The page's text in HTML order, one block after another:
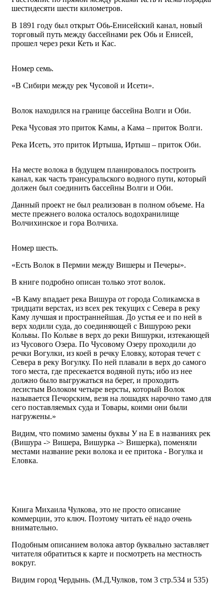
шестидесяти шести километров.
В 1891 году был открыт Обь-Енисейский канал, новый
торговый путь между бассейнами рек Обь и Енисей,
прошел через реки Кеть и Кас.
Номер семь.
«В Сибири между рек Чусовой и Исети».
Волок находился на границе бассейна Волги и Оби.
Река Чусовая это приток Камы, а Кама – приток Волги.
Река Исеть, это приток Иртыша, Иртыш – приток Оби.
На месте волока в будущем планировалось построить
канал, как часть трансуральского водного пути, который
должен был соединить бассейны Волги и Оби.
Данный проект не был реализован в полном объеме. На
месте прежнего волока осталось водохранилище
Волчихинское и гора Волчиха.
Номер шесть.
«Есть Волок в Пермии между Вишеры и Печеры».
В книге подробно описан только этот волок.
«В Каму впадает река Вишура от города Соликамска в
тридцати верстах, из всех рек текущих с Севера в реку
Каму лучшая и пространнейшая. До устья ее и по ней в
верх ходили суда, до соединяющей с Вишурою реки
Кольвы. По Кольве в верх до реки Вишурки, изтекающей
из Чусового Озера. По Чусовому Озеру проходили до
речки Вогулки, из коей в речку Еловку, которая течет с
Севера в реку Вогулку. По ней плавали в верх до самого
того места, где пресекается водяной путь; ибо из нее
должно было выгружаться на берег, и проходить
лесистым Волоком четыре версты, который Волок
называется Печорским, везя на лошадях нарочно тамо для
сего поставляемых суда и Товары, коими они были
нагружены.»
Видим, что помимо замены буквы У на Е в названиях рек
(Вишура -> Вишера, Вишурка -> Вишерка), поменяли
местами название реки волока и ее притока - Вогулка и
Еловка.
Книга Михаила Чулкова, это не просто описание
коммерции, это ключ. Поэтому читать её надо очень
внимательно.
Подобным описанием волока автор буквально заставляет
читателя обратиться к карте и посмотреть на местность
вокруг.
Видим город Чердынь. (М.Д.Чулков, том 3 стр.534 и 535)